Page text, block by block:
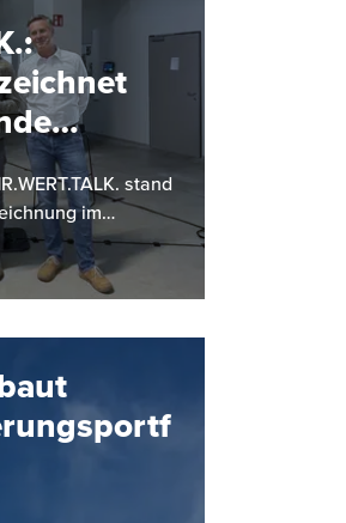
stand
im
eines von drei…